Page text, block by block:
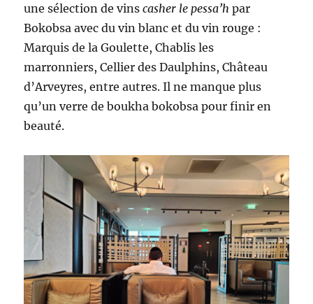
une sélection de vinscasher le pessa’h par
Bokobsa avec du vin blanc et du vin rouge :
Marquis de la Goulette, Chablis les
marronniers, Cellier des Daulphins, Château
d’Arveyres, entre autres. Il ne manque plus
qu’un verre de boukha bokobsa pour finir en
beauté.